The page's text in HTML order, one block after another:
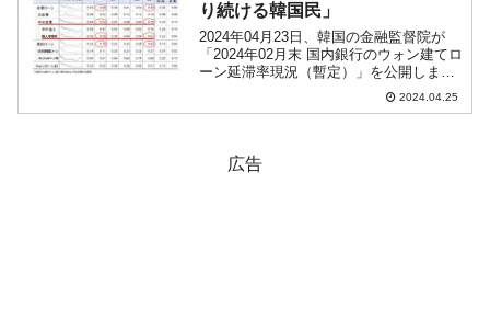
り続ける韓国民」
2024年04月23日、韓国の金融監督院が
「2024年02月末 国内銀行のウォン建てロ
ーン延滞率現況（暫定）」を公開しまし
た。韓国内の銀行がウォン建てで貸し出
した融資（ローン）の延滞率がどのくら
2024.04.25
広告